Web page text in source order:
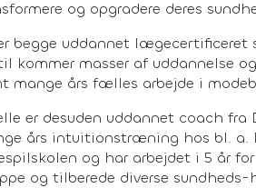
og opgradere deres
begge uddannet
kommer masser af uddannelse
mange års fælles arbejde i
er desuden uddannet coach
års intuitionstræning hos bl. a.
og har arbejdet i 5 år
og tilberede diverse